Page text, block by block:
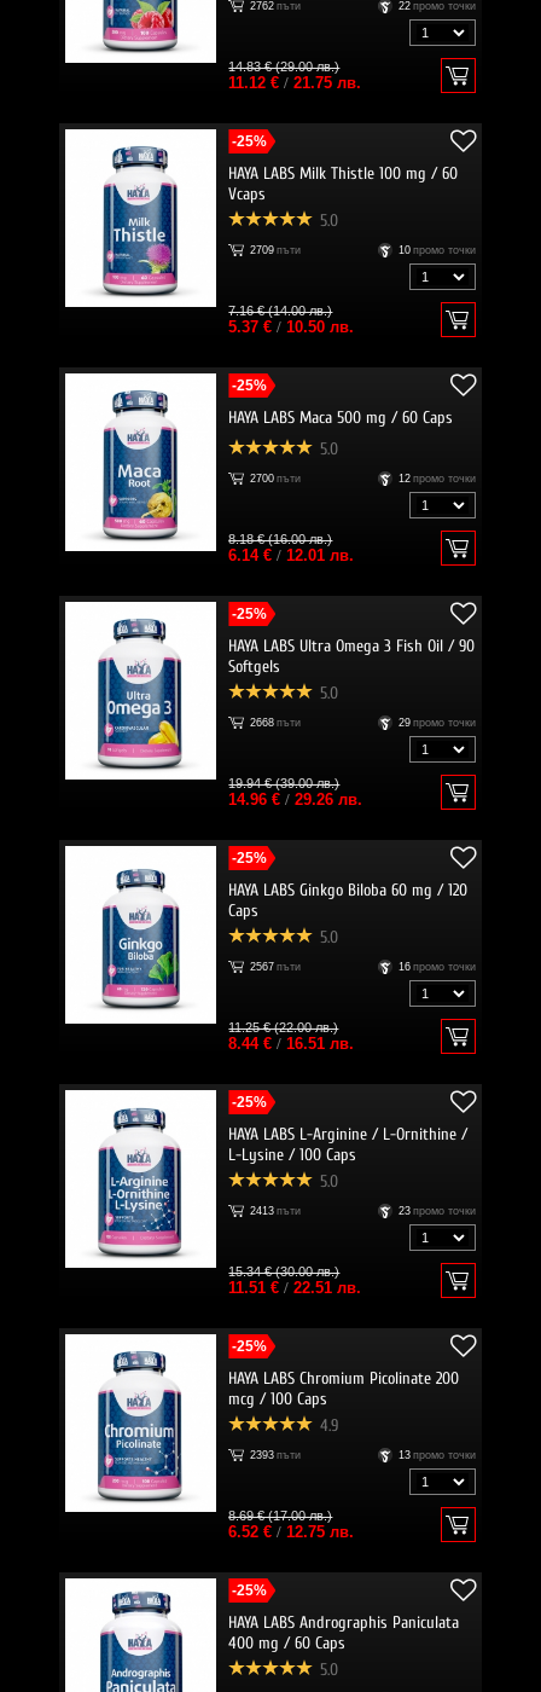
2762 пъти 22 промо точки
14.83 € (29.00 лв.)
11.12 €/ 21.75 лв.
-25%
HAYA LABS Milk Thistle 100 mg / 60
Vcaps
5.0
2709 пъти 10 промо точки
7.16 € (14.00 лв.)
5.37 €/ 10.50 лв.
-25%
HAYA LABS Maca 500 mg / 60 Caps
5.0
2700 пъти 12 промо точки
8.18 € (16.00 лв.)
6.14 €/ 12.01 лв.
-25%
HAYA LABS Ultra Omega 3 Fish Oil / 90
Softgels
5.0
2668 пъти 29 промо точки
19.94 € (39.00 лв.)
14.96 €/ 29.26 лв.
-25%
HAYA LABS Ginkgo Biloba 60 mg / 120
Caps
5.0
2567 пъти 16 промо точки
11.25 € (22.00 лв.)
8.44 €/ 16.51 лв.
-25%
HAYA LABS L-Arginine / L-Ornithine /
L-Lysine / 100 Caps
5.0
2413 пъти 23 промо точки
15.34 € (30.00 лв.)
11.51 €/ 22.51 лв.
-25%
HAYA LABS Chromium Picolinate 200
mcg / 100 Caps
4.9
2393 пъти 13 промо точки
8.69 € (17.00 лв.)
6.52 €/ 12.75 лв.
-25%
HAYA LABS Andrographis Paniculata
400 mg / 60 Caps
5.0